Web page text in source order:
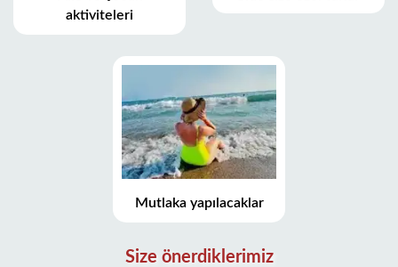
aktiviteleri
Mutlaka yapılacaklar
Size önerdiklerimiz